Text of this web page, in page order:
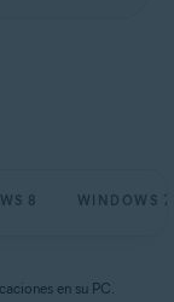
8 WINDOWS 7
en su PC.